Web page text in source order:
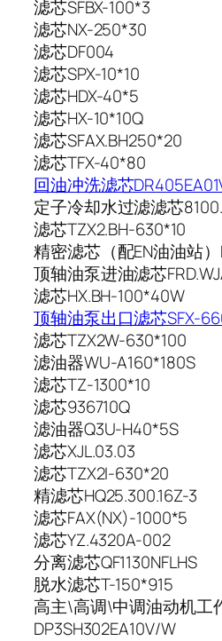
滤芯SFBX-100*3
滤芯NX-250*30
滤芯DF004
滤芯SPX-10*10
滤芯HDX-40*5
滤芯HX-10*10Q
滤芯SFAX.BH250*20
滤芯TFX-40*80
回油冲洗滤芯
定子冷却水过滤滤芯
滤芯TZX2.BH-630*10
精密滤芯（配EN油油站）
顶轴油泵进油滤芯
滤芯HX.BH-100*40W
顶轴油泵出口滤芯SFX-
滤芯TZX2W-630*100
滤油器WU-A160*180S
滤芯TZ-1300*10
滤芯936710Q
滤油器Q3U-H40*5S
滤芯XJL.03.03
滤芯TZX2I-630*20
精滤芯HQ25.300.16Z-3
滤芯FAX(NX)-1000*5
滤芯YZ.4320A-002
分离滤芯QF1130NFLHS
脱水滤芯T-150*915
高主\高调\中调油动机工
DP3SH302EA10V/W